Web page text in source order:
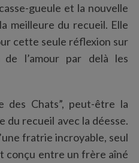
gueule et la nouvelle
meilleure du recueil. Elle
cette seule réflexion sur
l’amour par delà les
des Chats”, peut-être la
du recueil avec la déesse.
fratrie incroyable, seul
conçu entre un frère aîné